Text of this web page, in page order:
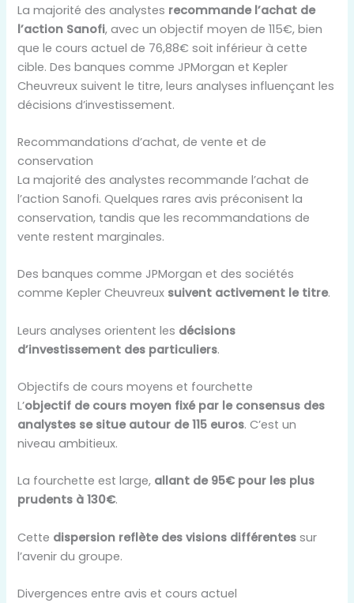
La majorité des analystes recommande l’achat de
l’action Sanofi, avec un objectif moyen de 115€, bien
que le cours actuel de 76,88€ soit inférieur à cette
cible. Des banques comme JPMorgan et Kepler
Cheuvreux suivent le titre, leurs analyses influençant les
décisions d’investissement.
Recommandations d’achat, de vente et de
conservation
La majorité des analystes recommande l’achat de
l’action Sanofi. Quelques rares avis préconisent la
conservation, tandis que les recommandations de
vente restent marginales.
Des banques comme JPMorgan et des sociétés
comme Kepler Cheuvreux suivent activement le titre.
Leurs analyses orientent les décisions
d’investissement des particuliers.
Objectifs de cours moyens et fourchette
L’objectif de cours moyen fixé par le consensus des
analystes se situe autour de 115 euros. C’est un
niveau ambitieux.
La fourchette est large, allant de 95€ pour les plus
prudents à 130€.
Cette dispersion reflète des visions différentes sur
l’avenir du groupe.
Divergences entre avis et cours actuel